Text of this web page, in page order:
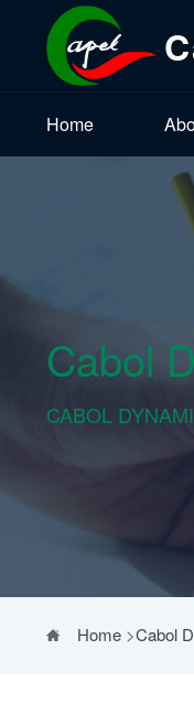
Home
Cabol
CABOL
Home>Cabol